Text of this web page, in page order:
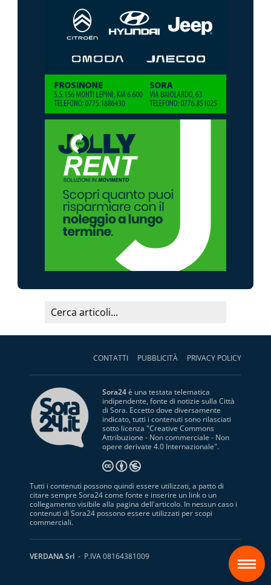
CONTATTI PUBBLICITÀ PRIVACY POLICY
Sora24è una testata telematica
indipendente, fonte di notizie sulla Città
di Sora. Eccetto dove diversamente
indicato, tutti i contenuti sono rilasciati
sotto licenza "Creative Commons
Attribuzione - Non commerciale - Non
opere derivate 4.0 Internazionale".
Tutti i contenuti possono quindi essere utilizzati, a patto di
citare sempre Sora24 come fonte e inserire un link o un
collegamento visibile alla pagina dell'articolo. In nessun caso i
contenuti di Sora24 possono essere utilizzati per scopi
commerciali.
VERDANA Srl - P.IVA 08164381009